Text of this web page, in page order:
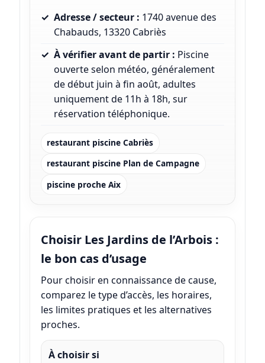
Adresse / secteur : 1740 avenue des
Chabauds, 13320 Cabriès
À vérifier avant de partir : Piscine
ouverte selon météo, généralement
de début juin à fin août, adultes
uniquement de 11h à 18h, sur
réservation téléphonique.
restaurant piscine Cabriès
restaurant piscine Plan de Campagne
piscine proche Aix
Choisir Les Jardins de l’Arbois :
le bon cas d’usage
Pour choisir en connaissance de cause,
comparez le type d’accès, les horaires,
les limites pratiques et les alternatives
proches.
À choisir si